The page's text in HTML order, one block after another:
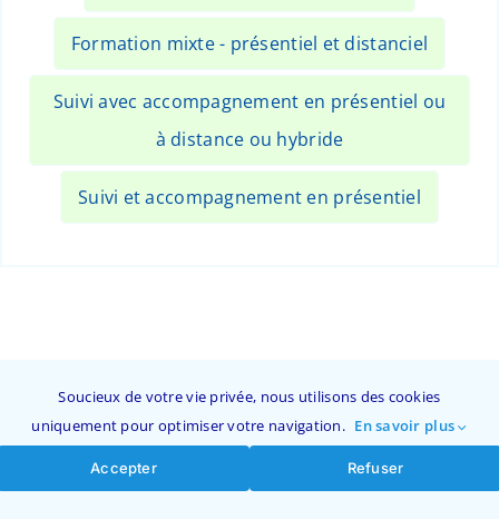
Formation mixte - présentiel et distanciel
Suivi avec accompagnement en présentiel ou
à distance ou hybride
Suivi et accompagnement en présentiel
Soucieux de votre vie privée, nous utilisons des cookies
uniquement pour optimiser votre navigation. En savoir plus
Accepter Refuser